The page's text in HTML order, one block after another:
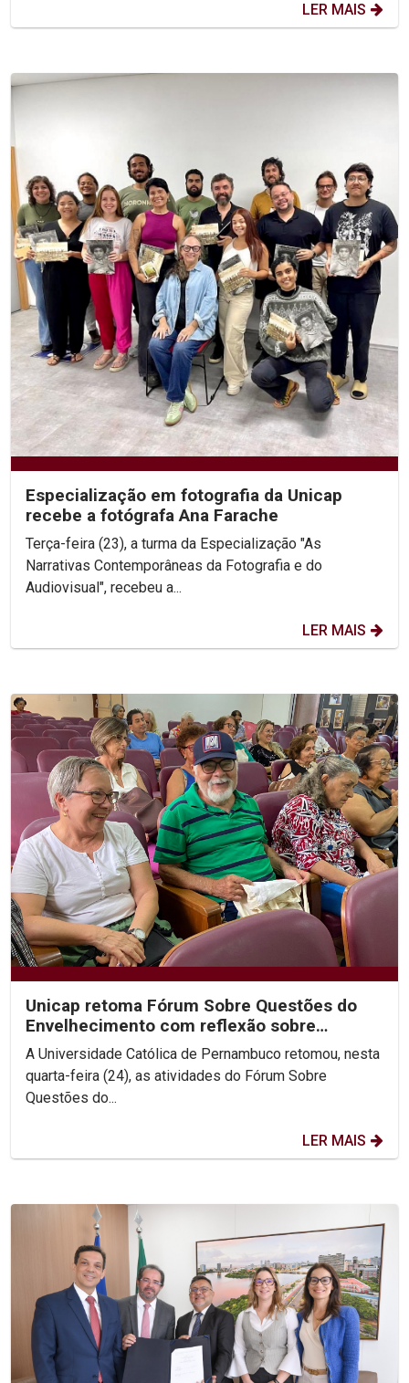
LER MAIS
Especialização em fotografia da Unicap
recebe a fotógrafa Ana Farache
Terça-feira (23), a turma da Especialização "As
Narrativas Contemporâneas da Fotografia e do
Audiovisual", recebeu a...
LER MAIS
Unicap retoma Fórum Sobre Questões do
Envelhecimento com reflexão sobre
Ecologia Integral
A Universidade Católica de Pernambuco retomou, nesta
quarta-feira (24), as atividades do Fórum Sobre
Questões do...
LER MAIS